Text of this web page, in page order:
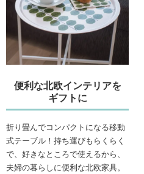
便利な北欧インテリアを
ギフトに
折り畳んでコンパクトになる移動
式テーブル！持ち運びもらくらく
で、好きなところで使えるから、
夫婦の暮らしに便利な北欧家具。